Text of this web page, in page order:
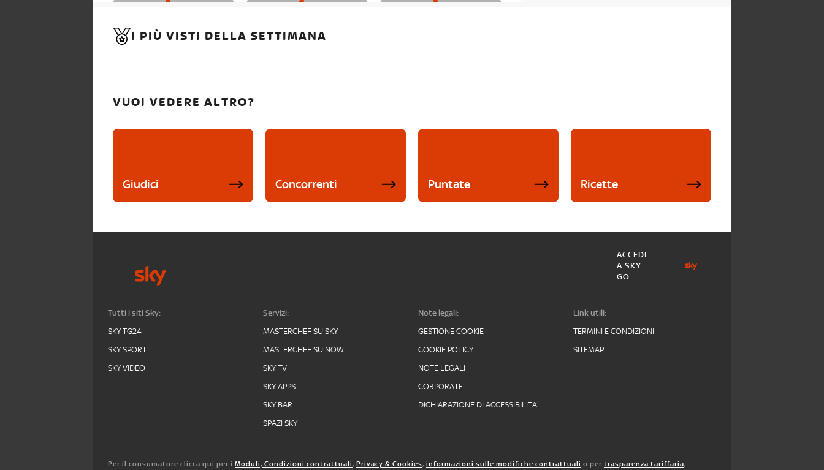
MasterChef 15, Carlotta è
MasterChef 15, Matteo
I PIÙ VISTI DELLA SETTIMANA
VUOI VEDERE ALTRO?
Giudici Concorrenti Puntate Ricette
ACCEDI
A SKY
GO
Tutti i siti Sky:
SKY TG24
SKY SPORT
SKY VIDEO
Servizi:
MASTERCHEF SU SKY
MASTERCHEF SU NOW
SKY TV
SKY APPS
SKY BAR
SPAZI SKY
Note legali:
GESTIONE COOKIE
COOKIE POLICY
NOTE LEGALI
CORPORATE
DICHIARAZIONE DI ACCESSIBILITA'
Link utili:
TERMINI E CONDIZIONI
SITEMAP
Per il consumatore clicca qui per i Moduli, Condizioni contrattuali, Privacy & Cookies, informazioni sulle modifiche contrattuali o per trasparenza tariffaria,